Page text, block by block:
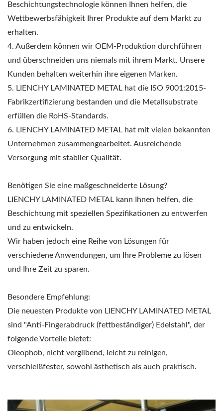
Beschichtungstechnologie können Ihnen helfen, die
Wettbewerbsfähigkeit Ihrer Produkte auf dem Markt zu
erhalten.
4. Außerdem können wir OEM-Produktion durchführen
und überschneiden uns niemals mit ihrem Markt. Unsere
Kunden behalten weiterhin ihre eigenen Marken.
5. LIENCHY LAMINATED METAL hat die ISO 9001:2015-
Fabrikzertifizierung bestanden und die Metallsubstrate
erfüllen die RoHS-Standards.
6. LIENCHY LAMINATED METAL hat mit vielen bekannten
Unternehmen zusammengearbeitet. Ausreichende
Versorgung mit stabiler Qualität.
Benötigen Sie eine maßgeschneiderte Lösung?
LIENCHY LAMINATED METAL kann Ihnen helfen, die
Beschichtung mit speziellen Spezifikationen zu entwerfen
und zu entwickeln.
Wir haben jedoch eine Reihe von Lösungen für
verschiedene Anwendungen, um Ihre Probleme zu lösen
und Ihre Zeit zu sparen.
Besondere Empfehlung:
Die neuesten Produkte von LIENCHY LAMINATED METAL
sind "Anti-Fingerabdruck (fettbeständiger) Edelstahl", der
folgende Vorteile bietet:
Oleophob, nicht vergilbend, leicht zu reinigen,
verschleißfester, sowohl ästhetisch als auch praktisch.